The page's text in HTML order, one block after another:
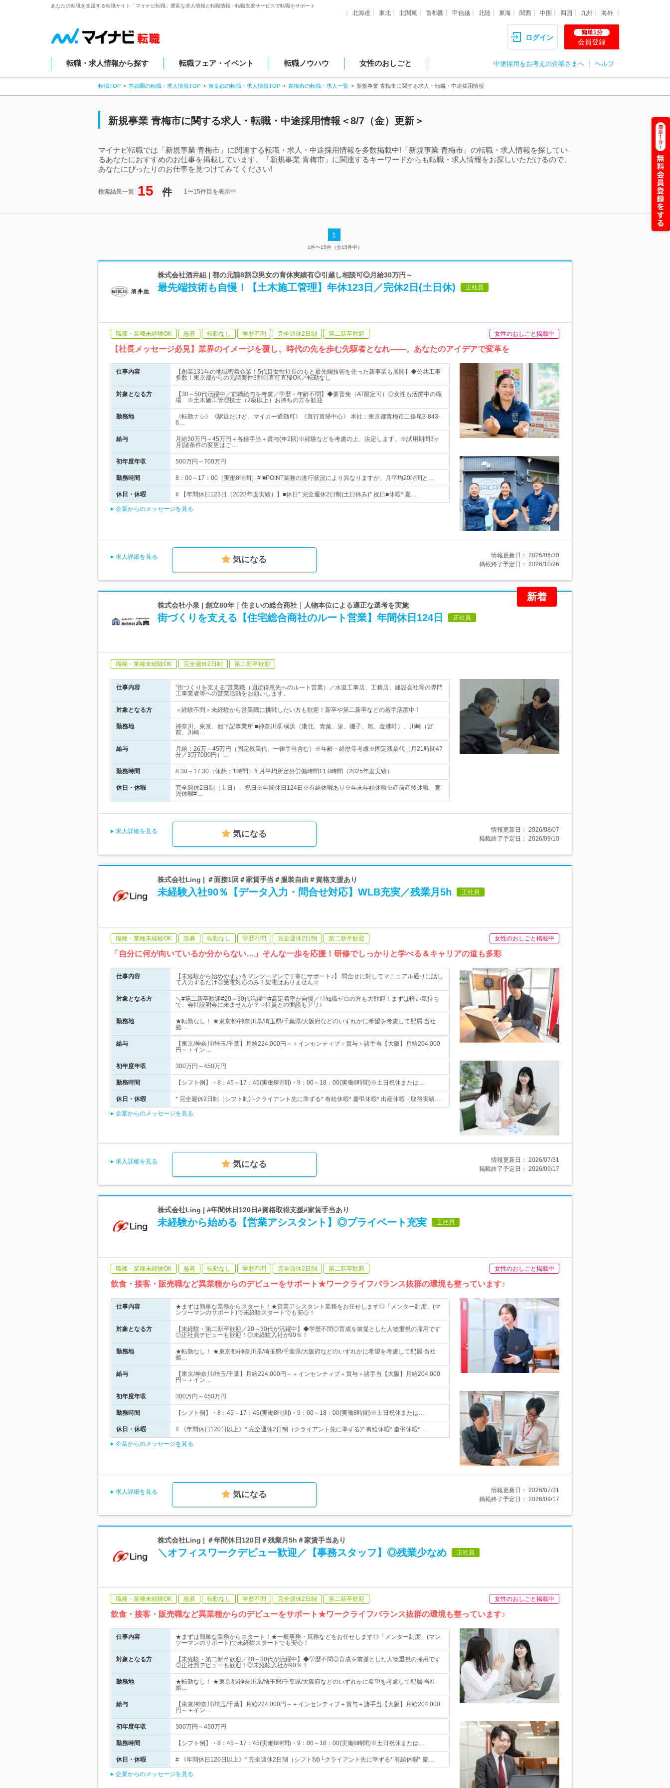
あなたの転職を支援する転職サイト「マイナビ転職」豊富な求人情報と転職情報・転職支援サービスで転職をサポート
北海道 東北 北関東 首都圏 甲信越 北陸 東海 関西 中国 四国 九州 海外
ログイン
簡単1分
会員登録
転職・求人情報から探す 転職フェア・イベント 転職ノウハウ 女性のおしごと 中途採用をお考えの企業さまへ ヘルプ
転職TOP 首都圏の転職・求人情報TOP 東京都の転職・求人情報TOP 青梅市の転職・求人一覧 新規事業 青梅市に関する求人・転職・中途採用情報
新規事業 青梅市に関する求人・転職・中途採用情報＜8/7（金）更新＞
マイナビ転職では「新規事業 青梅市」に関連する転職・求人・中途採用情報を多数掲載中!「新規事業 青梅市」の転職・求人情報を探してい
るあなたにおすすめのお仕事を掲載しています。「新規事業 青梅市」に関連するキーワードからも転職・求人情報をお探しいただけるので、
あなたにぴったりのお仕事を見つけてみてください!
検索結果一覧 15 件 1〜15件目を表示中
1
1件〜15件（全15件中）
株式会社酒井組 | 都の元請8割◎男女の育休実績有◎引越し相談可◎月給30万円～
最先端技術も自慢！【土木施工管理】年休123日／完休2日(土日休) 正社員
職種・業種未経験OK 急募 転勤なし 学歴不問 完全週休2日制 第二新卒歓迎 女性のおしごと掲載中
【社長メッセージ必見】業界のイメージを覆し、時代の先を歩む先駆者となれ――。あなたのアイデアで変革を
仕事内容
【創業131年の地域密着企業！5代目女性社長のもと最先端技術を使った新事業も展開】◆公共工事
多数！東京都からの元請案件8割◎直行直帰OK／転勤なし
対象となる方
【30～50代活躍中／前職給与を考慮／学歴・年齢不問】◆要普免（AT限定可）◎女性も活躍中の職
場 ※土木施工管理技士（2級以上）お持ちの方を歓迎
勤務地
《転勤ナシ》《駅近だけど、マイカー通勤可》《直行直帰中心》 本社：東京都青梅市二俣尾3-843-
6…
給与
月給30万円～45万円＋各種手当＋賞与(年2回)※経験などを考慮の上、決定します。※試用期間3ヶ
月(諸条件の変更はご…
初年度年収 500万円～700万円
勤務時間 8：00～17：00（実働8時間）# ■POINT業務の進行状況により異なりますが、月平均20時間と…
休日・休暇 # 【年間休日123日（2023年度実績）】■休日* 完全週休2日制(土日休み)* 祝日■休暇* 夏…
企業からのメッセージを見る
求人詳細を見る 気になる 情報更新日： 2026/06/30
掲載終了予定日： 2026/10/26
新着
株式会社小泉 | 創立80年｜住まいの総合商社｜人物本位による適正な選考を実施
街づくりを支える【住宅総合商社のルート営業】年間休日124日 正社員
職種・業種未経験OK 完全週休2日制 第二新卒歓迎
仕事内容
”街づくりを支える”営業職（固定得意先へのルート営業）／水道工事店、工務店、建設会社等の専門
工事業者等への営業活動をお願いします。
対象となる方 ＜経験不問＞未経験から営業職に挑戦したい方も歓迎！新卒や第二新卒などの若手活躍中！
勤務地
神奈川、東京、他下記事業所 ■神奈川県 横浜（港北、青葉、泉、磯子、旭、金港町）、川崎（宮
前、川崎…
給与
月給：26万～45万円（固定残業代、一律手当含む）※年齢・経歴等考慮※固定残業代（月21時間47
分／3万7000円）…
勤務時間 8:30～17:30（休憩：1時間）# 月平均所定外労働時間11.0時間（2025年度実績）
休日・休暇
完全週休2日制（土日）、祝日※年間休日124日※有給休暇あり※年末年始休暇※産前産後休暇、育
児休暇#…
求人詳細を見る 気になる 情報更新日： 2026/08/07
掲載終了予定日： 2026/09/10
株式会社Ling | ＃面接1回＃家賃手当＃服装自由＃資格支援あり
未経験入社90％【データ入力・問合せ対応】WLB充実／残業月5h 正社員
職種・業種未経験OK 急募 転勤なし 学歴不問 完全週休2日制 第二新卒歓迎 女性のおしごと掲載中
「自分に何が向いているか分からない…」そんな一歩を応援！研修でしっかりと学べる＆キャリアの道も多彩
仕事内容
【未経験から始めやすい＆マンツーマンで丁寧にサポート♪】 問合せに対してマニュアル通りに話し
て入力するだけ◎受電対応のみ！架電はありません☆
対象となる方
＼#第二新卒歓迎#20～30代活躍中#高定着率が自慢／◎知識ゼロの方も大歓迎！まずは軽い気持ち
で、会社説明会に来ませんか？⇒社員との面談もアリ♪
勤務地
★転勤なし！ ★東京都/神奈川県/埼玉県/千葉県/大阪府などのいずれかに希望を考慮して配属 当社
拠…
給与
【東京/神奈川/埼玉/千葉】月給224,000円～＋インセンティブ＋賞与＋諸手当【大阪】月給204,000
円～＋イン…
初年度年収 300万円～450万円
勤務時間 【シフト例】・8：45～17：45(実働8時間)・9：00～18：00(実働8時間)※土日祝休または…
休日・休暇 * 完全週休2日制（シフト制)└クライアント先に準ずる* 有給休暇* 慶弔休暇* 出産休暇（取得実績…
企業からのメッセージを見る
求人詳細を見る 気になる 情報更新日： 2026/07/31
掲載終了予定日： 2026/09/17
株式会社Ling | #年間休日120日#資格取得支援#家賃手当あり
未経験から始める【営業アシスタント】◎プライベート充実 正社員
職種・業種未経験OK 急募 転勤なし 学歴不問 完全週休2日制 第二新卒歓迎 女性のおしごと掲載中
飲食・接客・販売職など異業種からのデビューをサポート★ワークライフバランス抜群の環境も整っています♪
仕事内容
★まずは簡単な業務からスタート！★営業アシスタント業務をお任せします◎「メンター制度」(マ
ンツーマンのサポート)で未経験スタートでも安心！
対象となる方
【未経験・第二新卒歓迎／20～30代が活躍中】◆学歴不問◎育成を前提とした人物重視の採用です
◎正社員デビューも歓迎！◎未経験入社が90％！
勤務地
★転勤なし！ ★東京都/神奈川県/埼玉県/千葉県/大阪府などのいずれかに希望を考慮して配属 当社
拠…
給与
【東京/神奈川/埼玉/千葉】月給224,000円～＋インセンティブ＋賞与＋諸手当【大阪】月給204,000
円～＋イン…
初年度年収 300万円～450万円
勤務時間 【シフト例】・8：45～17：45(実働8時間)・9：00～18：00(実働8時間)※土日祝休または…
休日・休暇 # 《年間休日120日以上》* 完全週休2日制（クライアント先に準ずる)* 有給休暇* 慶弔休暇* …
企業からのメッセージを見る
求人詳細を見る 気になる 情報更新日： 2026/07/31
掲載終了予定日： 2026/09/17
株式会社Ling | ＃年間休日120日＃残業月5h＃家賃手当あり
＼オフィスワークデビュー歓迎／【事務スタッフ】◎残業少なめ 正社員
職種・業種未経験OK 急募 転勤なし 学歴不問 完全週休2日制 第二新卒歓迎 女性のおしごと掲載中
飲食・接客・販売職など異業種からのデビューをサポート★ワークライフバランス抜群の環境も整っています♪
仕事内容
★まずは簡単な業務からスタート！★一般事務・庶務などをお任せします◎「メンター制度」(マン
ツーマンのサポート)で未経験スタートでも安心！
対象となる方
【未経験・第二新卒歓迎／20～30代が活躍中】◆学歴不問◎育成を前提とした人物重視の採用です
◎正社員デビューも歓迎！◎未経験入社が90％！
勤務地
★転勤なし！ ★東京都/神奈川県/埼玉県/千葉県/大阪府などのいずれかに希望を考慮して配属 当社
拠…
給与
【東京/神奈川/埼玉/千葉】月給224,000円～＋インセンティブ＋賞与＋諸手当【大阪】月給204,000
円～＋イン…
初年度年収 300万円～450万円
勤務時間 【シフト例】・8：45～17：45(実働8時間)・9：00～18：00(実働8時間)※土日祝休または…
休日・休暇 # 《年間休日120日以上》* 完全週休2日制（シフト制)└クライアント先に準ずる* 有給休暇* 慶…
企業からのメッセージを見る